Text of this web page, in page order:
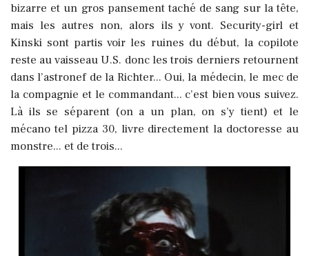
bizarre et un gros pansement taché de sang sur la tête,
mais les autres non, alors ils y vont. Security-girl et
Kinski sont partis voir les ruines du début, la copilote
reste au vaisseau U.S. donc les trois derniers retournent
dans l’astronef de la Richter... Oui, la médecin, le mec de
la compagnie et le commandant... c’est bien vous suivez.
Là ils se séparent (on a un plan, on s’y tient) et le
mécano tel pizza 30, livre directement la doctoresse au
monstre... et de trois...